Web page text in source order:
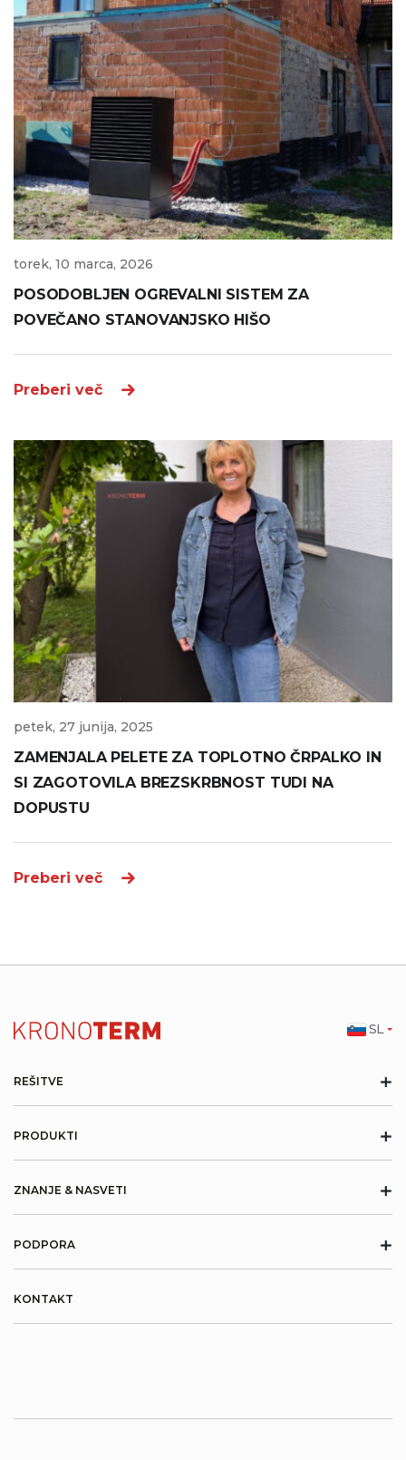
torek, 10 marca, 2026
POSODOBLJEN OGREVALNI SISTEM ZA
POVEČANO STANOVANJSKO HIŠO
Preberi več
petek, 27 junija, 2025
ZAMENJALA PELETE ZA TOPLOTNO ČRPALKO IN
SI ZAGOTOVILA BREZSKRBNOST TUDI NA
DOPUSTU
Preberi več
REŠITVE +
PRODUKTI +
ZNANJE & NASVETI +
PODPORA +
KONTAKT
SL